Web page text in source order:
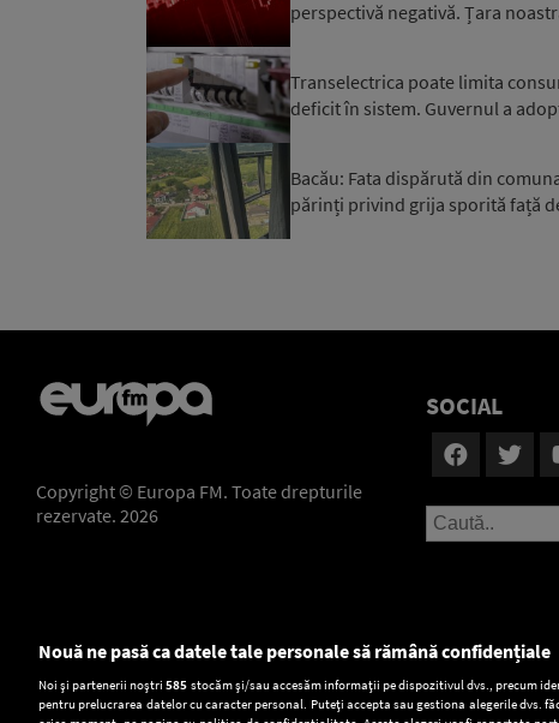
perspectivă negativă. Țara
Transelectrica poate limita
deficit în sistem. Guvernul a
Bacău: Fata dispărută din
părinți privind grija sporită față
Copyright © Europa FM. Toate drepturile
rezervate. 2026
SOCIAL
Setări:
Nouă ne pasă ca datele tale personale să rămână confidențiale
Noi și partenerii noștri585 stocăm și/sau accesăm informații pe dispozitivul dvs., precum
pentru prelucrarea datelor cu caracter personal. Puteți accepta sau gestiona alegerile dvs.